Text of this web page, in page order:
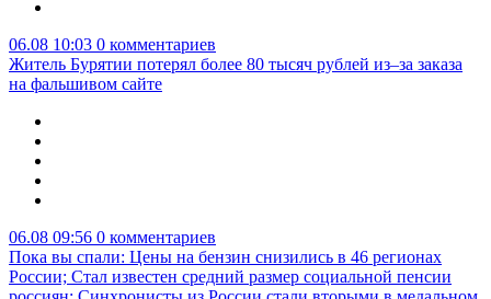
06.08 10:03 0 комментариев
Житель Бурятии потерял более 80 тысяч рублей из–за заказа
на фальшивом сайте
06.08 09:56 0 комментариев
Пока вы спали: Цены на бензин снизились в 46 регионах
России; Стал известен средний размер социальной пенсии